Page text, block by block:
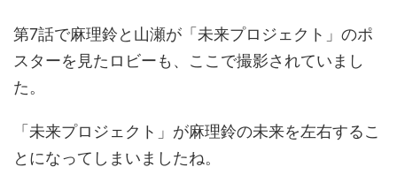
第7話で麻理鈴と山瀬が「未来プロジェクト」のポ
スターを見たロビーも、ここで撮影されていまし
た。
「未来プロジェクト」が麻理鈴の未来を左右するこ
とになってしまいましたね。